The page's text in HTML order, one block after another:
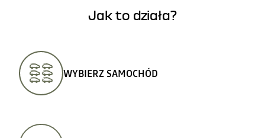
Jak to działa?
WYBIERZ SAMOCHÓD